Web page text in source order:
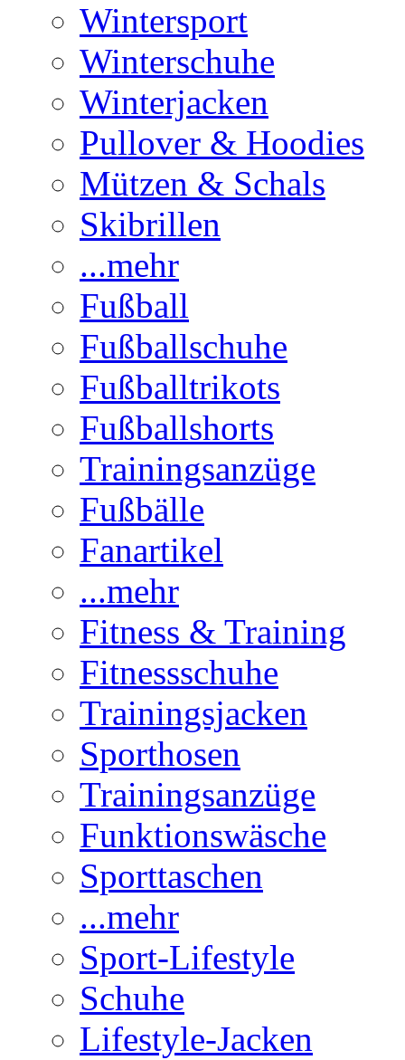
Wintersport
Winterschuhe
Winterjacken
Pullover & Hoodies
Mützen & Schals
Skibrillen
...mehr
Fußball
Fußballschuhe
Fußballtrikots
Fußballshorts
Trainingsanzüge
Fußbälle
Fanartikel
...mehr
Fitness & Training
Fitnessschuhe
Trainingsjacken
Sporthosen
Trainingsanzüge
Funktionswäsche
Sporttaschen
...mehr
Sport-Lifestyle
Schuhe
Lifestyle-Jacken